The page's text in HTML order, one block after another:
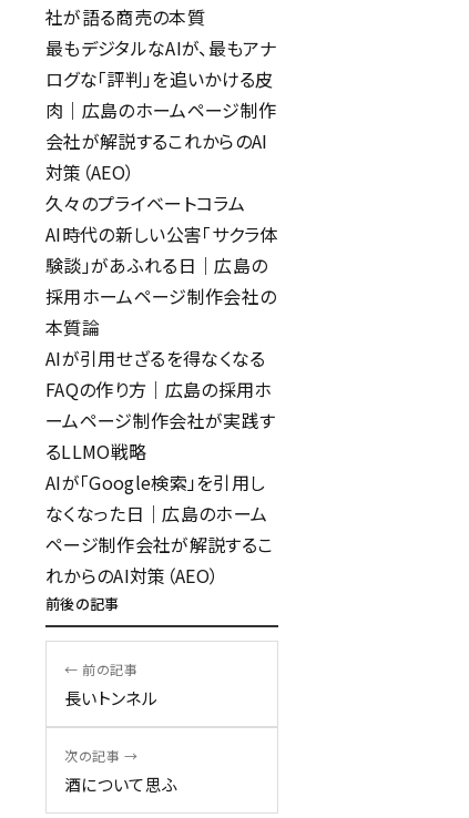
社が語る商売の本質
最もデジタルなAIが、最もアナ
ログな「評判」を追いかける皮
肉｜広島のホームページ制作
会社が解説するこれからのAI
対策（AEO）
久々のプライベートコラム
AI時代の新しい公害「サクラ体
験談」があふれる日｜広島の
採用ホームページ制作会社の
本質論
AIが引用せざるを得なくなる
FAQの作り方｜広島の採用ホ
ームページ制作会社が実践す
るLLMO戦略
AIが「Google検索」を引用し
なくなった日｜広島のホーム
ページ制作会社が解説するこ
れからのAI対策（AEO）
前後の記事
← 前の記事
長いトンネル
次の記事 →
酒について思ふ
よくある質問
お問い合わせ
採用に関するお問い合わせ